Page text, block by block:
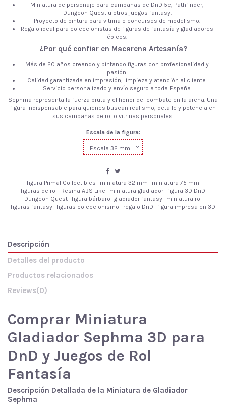
Miniatura de personaje para campañas de DnD 5e, Pathfinder,
Dungeon Quest u otros juegos fantasy.
Proyecto de pintura para vitrina o concursos de modelismo.
Regalo ideal para coleccionistas de figuras de fantasía y gladiadores
épicos.
¿Por qué confiar en Macarena Artesanía?
Más de 20 años creando y pintando figuras con profesionalidad y
pasión.
Calidad garantizada en impresión, limpieza y atención al cliente.
Servicio personalizado y envío seguro a toda España.
Sephma representa la fuerza bruta y el honor del combate en la arena. Una
figura indispensable para quienes buscan realismo, detalle y potencia en
sus campañas de rol o vitrinas personales.
Escala de la figura:
figura Primal Collectibles miniatura 32 mm
miniatura 75 mm
figuras de rol
Resina ABS Like miniatura gladiador figura 3D DnD
Dungeon Quest figura bárbaro gladiador fantasy
miniatura rol
figuras fantasy figuras coleccionismo regalo DnD figura impresa en 3D
Descripción
Detalles del producto
Productos relacionados
Reviews(0)
Comprar Miniatura
Gladiador Sephma 3D para
DnD y Juegos de Rol
Fantasía
Descripción Detallada de la Miniatura de Gladiador
Sephma